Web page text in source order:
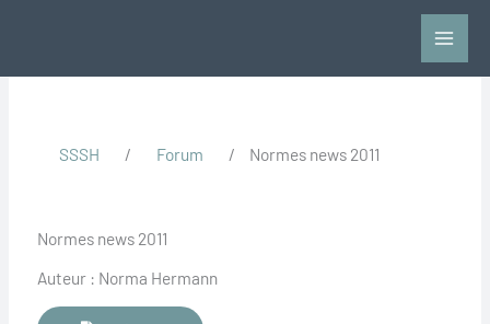
SSSH / Forum / Normes news 2011
Normes news 2011
Auteur : Norma Hermann